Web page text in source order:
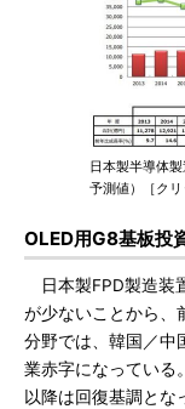
日本製半導体
予測値）［ク
OLED用G8基板投
日本製FPD製造装
が少ないことから、
分野では、韓国／中
業赤字になっている
以降は回復基調とな